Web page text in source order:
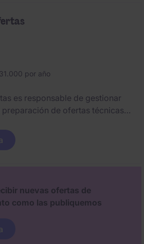
por año
es responsable de gestionar
de ofertas técnicas y
completas y conformes.
nuevas ofertas de
como las publiquemos